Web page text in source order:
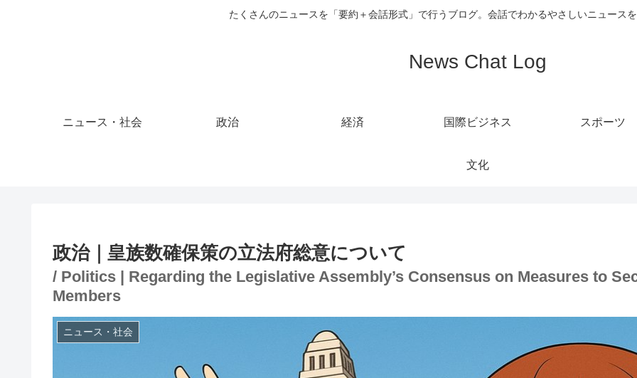
たくさんのニュースを「要約＋会話形式」で行うブログ。会話でわかるやさしいニュース
News Chat Log
ニュース・社会 政治 経済 国際ビジネス スポーツ
文化
政治｜皇族数確保策の立法府総意について
/ Politics | Regarding the Legislative Assembly’s Consensus on Measures to
Members
ニュース・社会